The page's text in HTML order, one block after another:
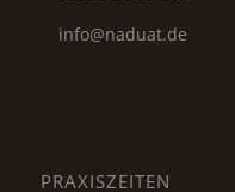
info@naduat.de
PRAXISZEITEN